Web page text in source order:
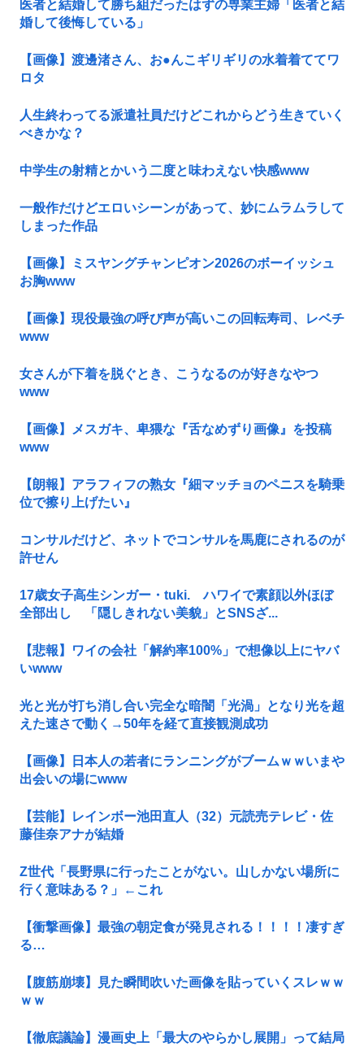
医者と結婚して勝ち組だったはずの専業主婦「医者と結
婚して後悔している」
【画像】渡邊渚さん、お●んこギリギリの水着着ててワ
ロタ
人生終わってる派遣社員だけどこれからどう生きていく
べきかな？
中学生の射精とかいう二度と味わえない快感www
一般作だけどエロいシーンがあって、妙にムラムラして
しまった作品
【画像】ミスヤングチャンピオン2026のボーイッシュ
お胸www
【画像】現役最強の呼び声が高いこの回転寿司、レベチ
www
女さんが下着を脱ぐとき、こうなるのが好きなやつ
www
【画像】メスガキ、卑猥な『舌なめずり画像』を投稿
www
【朗報】アラフィフの熟女『細マッチョのペニスを騎乗
位で擦り上げたい』
コンサルだけど、ネットでコンサルを馬鹿にされるのが
許せん
17歳女子高生シンガー・tuki. ハワイで素顔以外ほぼ
全部出し 「隠しきれない美貌」とSNSざ...
【悲報】ワイの会社「解約率100%」で想像以上にヤバ
いwww
光と光が打ち消し合い完全な暗闇「光渦」となり光を超
えた速さで動く→50年を経て直接観測成功
【画像】日本人の若者にランニングがブームｗｗいまや
出会いの場にwww
【芸能】レインボー池田直人（32）元読売テレビ・佐
藤佳奈アナが結婚
Z世代「長野県に行ったことがない。山しかない場所に
行く意味ある？」←これ
【衝撃画像】最強の朝定食が発見される！！！！凄すぎ
る…
【腹筋崩壊】見た瞬間吹いた画像を貼っていくスレｗｗ
ｗｗ
【徹底議論】漫画史上「最大のやらかし展開」って結局